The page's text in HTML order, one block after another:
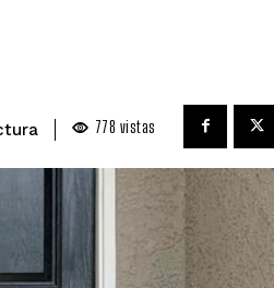
778 vistas